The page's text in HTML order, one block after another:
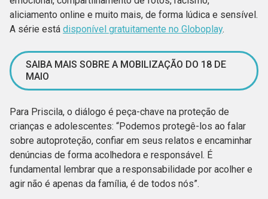
aliciamento online e muito mais, de forma lúdica e sensível.
A série está disponível gratuitamente no Globoplay.
SAIBA MAIS SOBRE A MOBILIZAÇÃO DO 18 DE
MAIO
Para Priscila, o diálogo é peça-chave na proteção de
crianças e adolescentes: “Podemos protegê-los ao falar
sobre autoproteção, confiar em seus relatos e encaminhar
denúncias de forma acolhedora e responsável. É
fundamental lembrar que a responsabilidade por acolher e
agir não é apenas da família, é de todos nós”.